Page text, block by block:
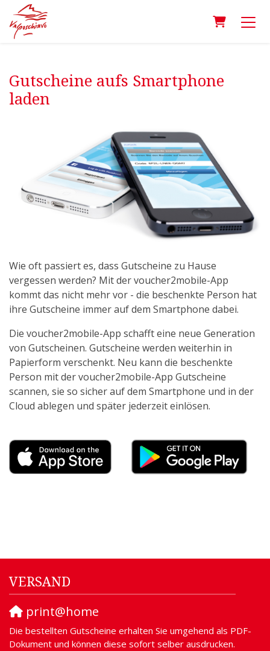
Gutscheine aufs Smartphone
laden
Wie oft passiert es, dass Gutscheine zu Hause
vergessen werden? Mit der voucher2mobile-App
kommt das nicht mehr vor - die beschenkte Person hat
ihre Gutscheine immer auf dem Smartphone dabei.
Die voucher2mobile-App schafft eine neue Generation
von Gutscheinen. Gutscheine werden weiterhin in
Papierform verschenkt. Neu kann die beschenkte
Person mit der voucher2mobile-App Gutscheine
scannen, sie so sicher auf dem Smartphone und in der
Cloud ablegen und später jederzeit einlösen.
VERSAND
print@home
Die bestellten Gutscheine erhalten Sie umgehend als PDF-
Dokument und können diese sofort selber ausdrucken.